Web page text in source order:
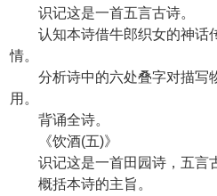
识记这是一首五言古诗。
认知本诗借牛郎织女的神话
情。
分析诗中的六处叠字对描写
用。
背诵全诗。
《饮酒(五)》
识记这是一首田园诗，五言古
概括本诗的主旨。